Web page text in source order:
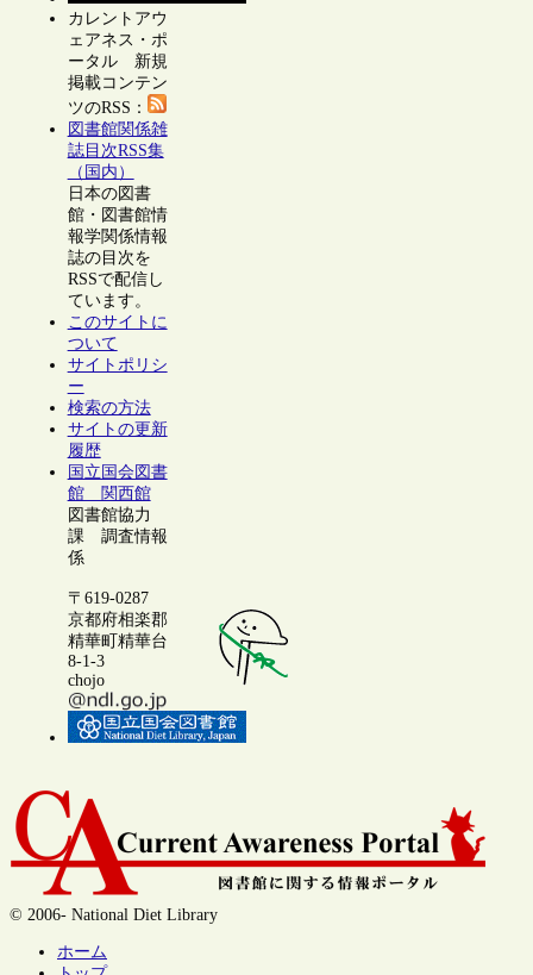
カレントアウ
ェアネス・ポ
ータル 新規
掲載コンテン
ツのRSS：
図書館関係雑
誌目次RSS集
（国内）
日本の図書
館・図書館情
報学関係情報
誌の目次を
RSSで配信し
ています。
このサイトに
ついて
サイトポリシ
ー
検索の方法
サイトの更新
履歴
国立国会図書
館 関西館
図書館協力
課 調査情報
係
〒619-0287
京都府相楽郡
精華町精華台
8-1-3
chojo
© 2006- National Diet Library
ホーム